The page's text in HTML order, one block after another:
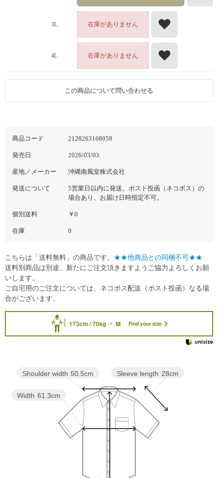
商品コード 2128263168058
発売日 2026/03/03
産地／メーカー 沖縄南風堂株式会社
発送について
5営業日以内に発送。ポスト投函（ネコポス）の
場合あり、お届け日時指定不可。
個別送料 ￥0
在庫 0
3L 在庫がありません
4L 在庫がありません
この商品について問い合わせる
173cm / 70kg M Find your size
Sleeve length 28cm
Width 61.3cm
Shoulder width 50.5cm
こちらは「送料無料」の商品です。 ★★他商品との同梱不可★★
送料別商品は別途、新たにご注文頂きますようご協力よろしくお願
いします。
ご自宅用のご注文については、ネコポス配送（ポスト投函）なる場
合がございます。